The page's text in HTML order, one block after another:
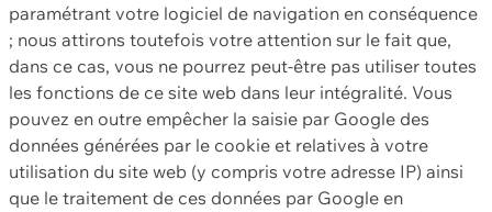
paramétrant votre logiciel de navigation en conséquence
; nous attirons toutefois votre attention sur le fait que,
dans ce cas, vous ne pourrez peut-être pas utiliser toutes
les fonctions de ce site web dans leur intégralité. Vous
pouvez en outre empêcher la saisie par Google des
données générées par le cookie et relatives à votre
utilisation du site web (y compris votre adresse IP) ainsi
que le traitement de ces données par Google en